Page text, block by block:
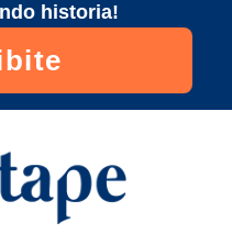
historia!